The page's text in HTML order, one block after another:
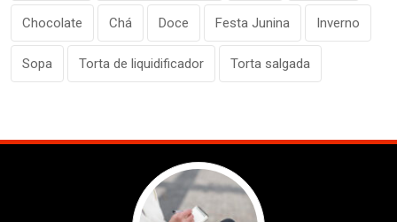
Chocolate Chá Doce Festa Junina Inverno
Sopa Torta de liquidificador Torta salgada